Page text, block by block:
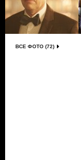
ВСЕ ФОТО (72)